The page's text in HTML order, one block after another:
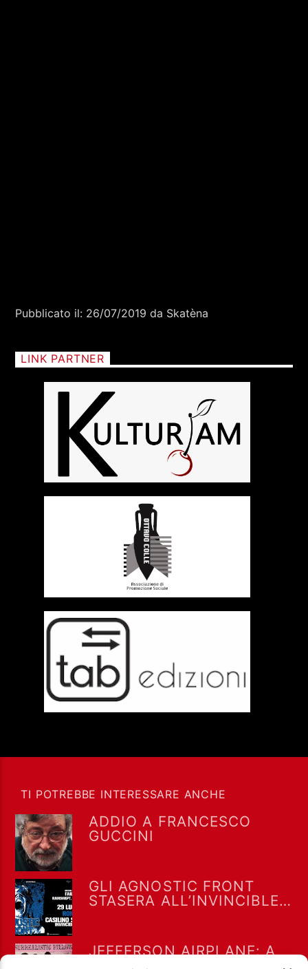
Pubblicato il: 26/07/2019 da Skatèna
LINK PARTNER
TI POTREBBE INTERESSARE ANCHE
ADDIO A FRANCESCO
GUCCINI
GLI AGNOSTIC FRONT
STASERA ALL’INVINCIBLE
JEFFERSON AIRPLANE: A
LUGLIO 1967 “WHITE